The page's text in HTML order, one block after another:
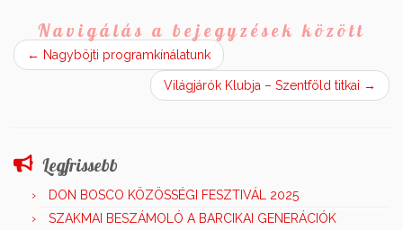
Navigálás a bejegyzések között
← Nagyböjti programkínálatunk
Világjárók Klubja – Szentföld titkai →
Legfrissebb
DON BOSCO KÖZÖSSÉGI FESZTIVÁL 2025
SZAKMAI BESZÁMOLÓ A BARCIKAI GENERÁCIÓK